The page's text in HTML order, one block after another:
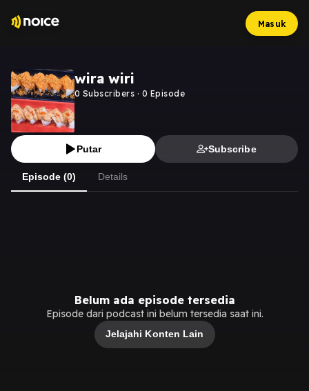
Masuk
wira wiri
0 Subscribers · 0 Episode
Putar Subscribe
Episode (0) Details
Belum ada episode tersedia
Episode dari podcast ini belum tersedia saat ini.
Jelajahi Konten Lain